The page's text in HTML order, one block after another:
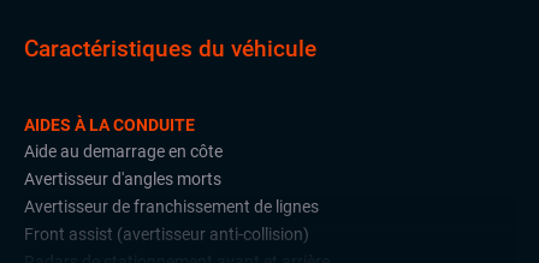
Caractéristiques du véhicule
AIDES À LA CONDUITE
Aide au demarrage en côte
Avertisseur d'angles morts
Avertisseur de franchissement de lignes
Front assist (avertisseur anti-collision)